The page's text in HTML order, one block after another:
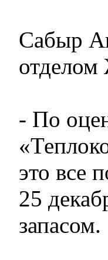
Сабыр
- По
это все
25
запасом.